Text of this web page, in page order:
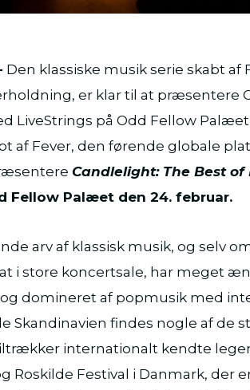
Den klassiske musik serie skabt af
er klar til at præsentere
LiveStrings på Odd Fellow
af Fever, den førende globale
Candlelight: The Best of
Fellow Palæet den 24. februar.
arv af klassisk musik, og selv
i store koncertsale, har meget
domineret af popmusik med
Skandinavien findes nogle af de
internationalt kendte
Roskilde Festival i Danmark, der